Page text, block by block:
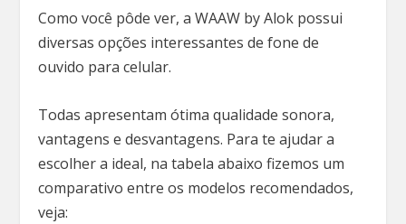
Como você pôde ver, a WAAW by Alok possui
diversas opções interessantes de fone de
ouvido para celular.
Todas apresentam ótima qualidade sonora,
vantagens e desvantagens. Para te ajudar a
escolher a ideal, na tabela abaixo fizemos um
comparativo entre os modelos recomendados,
veja: